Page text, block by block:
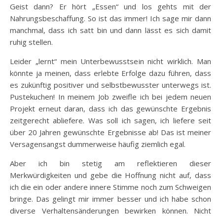
Geist dann? Er hört „Essen“ und los gehts mit der
Nahrungsbeschaffung. So ist das immer! Ich sage mir dann
manchmal, dass ich satt bin und dann lässt es sich damit
ruhig stellen.
Leider „lernt“ mein Unterbewusstsein nicht wirklich. Man
könnte ja meinen, dass erlebte Erfolge dazu führen, dass
es zukünftig positiver und selbstbewusster unterwegs ist.
Pustekuchen! In meinem Job zweifle ich bei jedem neuen
Projekt erneut daran, dass ich das gewünschte Ergebnis
zeitgerecht abliefere. Was soll ich sagen, ich liefere seit
über 20 Jahren gewünschte Ergebnisse ab! Das ist meiner
Versagensangst dummerweise häufig ziemlich egal.
Aber ich bin stetig am reflektieren dieser
Merkwürdigkeiten und gebe die Hoffnung nicht auf, dass
ich die ein oder andere innere Stimme noch zum Schweigen
bringe. Das gelingt mir immer besser und ich habe schon
diverse Verhaltensänderungen bewirken können. Nicht